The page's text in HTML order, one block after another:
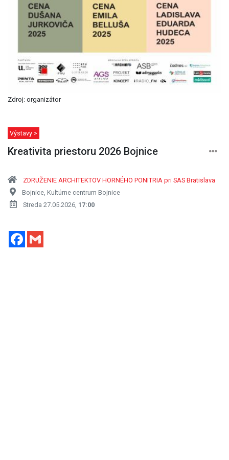
Zdroj: organizátor
Výstavy >
Kreativita priestoru 2026 Bojnice
ZDRUŽENIE ARCHITEKTOV HORNÉHO PONITRIA pri SAS Bratislava
Bojnice, Kultúrne centrum Bojnice
Streda 27.05.2026, 17:00
Facebook